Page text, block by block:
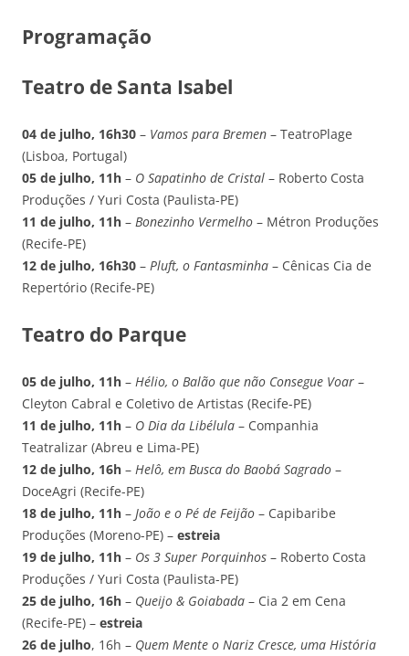
Programação
Teatro de Santa Isabel
04 de julho, 16h30 – Vamos para Bremen – TeatroPlage
(Lisboa, Portugal)
05 de julho, 11h – O Sapatinho de Cristal – Roberto Costa
Produções / Yuri Costa (Paulista-PE)
11 de julho, 11h – Bonezinho Vermelho – Métron Produções
(Recife-PE)
12 de julho, 16h30 – Pluft, o Fantasminha – Cênicas Cia de
Repertório (Recife-PE)
Teatro do Parque
05 de julho, 11h – Hélio, o Balão que não Consegue Voar –
Cleyton Cabral e Coletivo de Artistas (Recife-PE)
11 de julho, 11h – O Dia da Libélula – Companhia
Teatralizar (Abreu e Lima-PE)
12 de julho, 16h – Helô, em Busca do Baobá Sagrado –
DoceAgri (Recife-PE)
18 de julho, 11h – João e o Pé de Feijão – Capibaribe
Produções (Moreno-PE) – estreia
19 de julho, 11h – Os 3 Super Porquinhos – Roberto Costa
Produções / Yuri Costa (Paulista-PE)
25 de julho, 16h – Queijo & Goiabada – Cia 2 em Cena
(Recife-PE) – estreia
26 de julho, 16h – Quem Mente o Nariz Cresce, uma História